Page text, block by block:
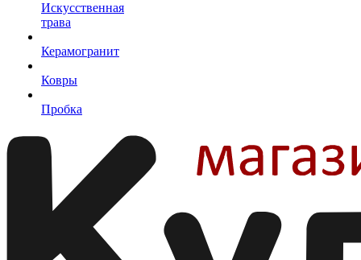
Искусственная
трава
Керамогранит
Ковры
Пробка